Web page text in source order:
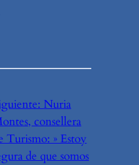
Nuria
consellera
Turismo: » Estoy
de que somos